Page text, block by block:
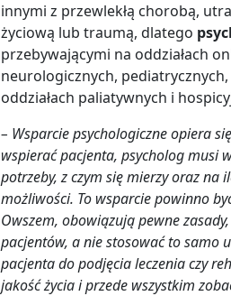
innymi z przewlekłą chorobą,
życiową lub traumą, dlatego
przebywającymi na oddziałach
neurologicznych,
oddziałach paliatywnych i
– Wsparcie psychologiczne opiera
wspierać pacjenta, psycholog musi
potrzeby, z czym się mierzy oraz na
możliwości. To wsparcie powinno
Owszem, obowiązują pewne
pacjentów, a nie stosować to samo
pacjenta do podjęcia leczenia czy
jakość życia i przede wszystkim